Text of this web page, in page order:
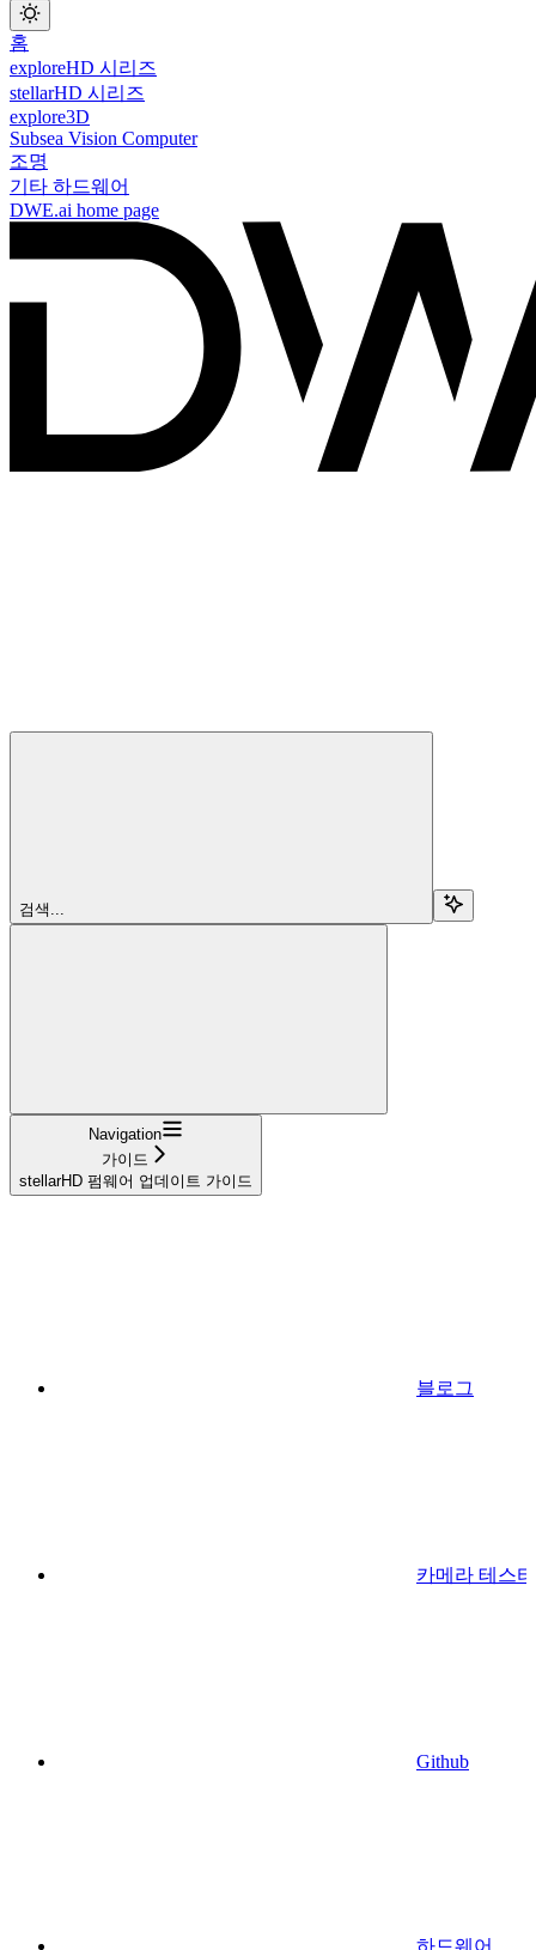
홈
exploreHD 시리즈
stellarHD 시리즈
explore3D
Subsea Vision Computer
조명
기타 하드웨어
DWE.ai home page
검색...
Navigation
가이드
stellarHD 펌웨어 업데이트 가이드
블로그
카메라 테스터
Github
하드웨어